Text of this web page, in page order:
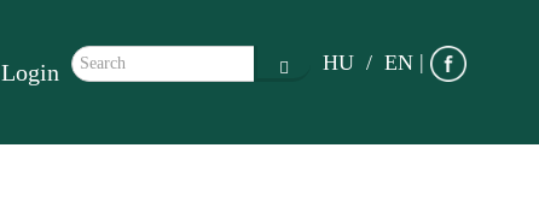
Login |
HU EN
Search form